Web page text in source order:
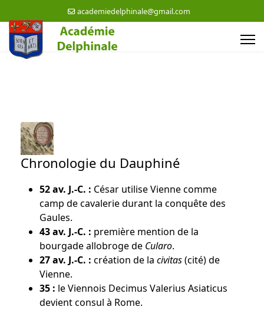
academiedelphinale@gmail.com
Chronologie du Dauphiné
52av. J.-C. : César utilise Vienne comme
camp de cavalerie durant la conquête des
Gaules.
43 av. J.-C. : première mention de la
bourgade allobroge de Cularo.
27 av. J.-C. : création de la civitas(cité) de
Vienne.
35 : le Viennois Decimus Valerius Asiaticus
devient consul à Rome.